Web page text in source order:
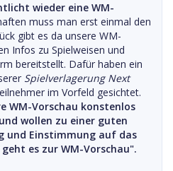
wieder eine WM-
muss man erst einmal den
gibt es da unsere WM-
Infos zu Spielweisen und
bereitstellt. Dafür haben ein
Spielverlagerung Next
im Vorfeld gesichtet.
WM-Vorschau konstenlos
wollen zu einer guten
und Einstimmung auf das
geht es zur WM-Vorschau".